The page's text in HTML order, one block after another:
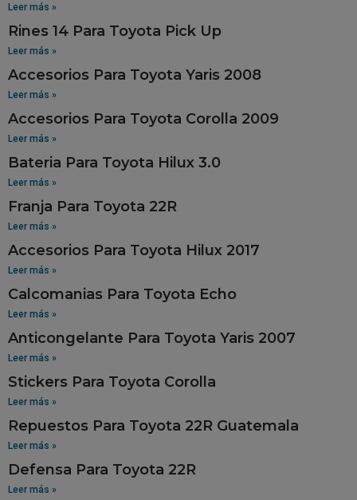
Leer más »
Rines 14 Para Toyota Pick Up
Leer más »
Accesorios Para Toyota Yaris 2008
Leer más »
Accesorios Para Toyota Corolla 2009
Leer más »
Bateria Para Toyota Hilux 3.0
Leer más »
Franja Para Toyota 22R
Leer más »
Accesorios Para Toyota Hilux 2017
Leer más »
Calcomanias Para Toyota Echo
Leer más »
Anticongelante Para Toyota Yaris 2007
Leer más »
Stickers Para Toyota Corolla
Leer más »
Repuestos Para Toyota 22R Guatemala
Leer más »
Defensa Para Toyota 22R
Leer más »